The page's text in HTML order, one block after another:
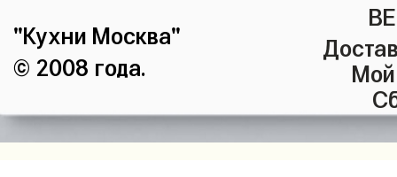
"Кухни Москва"
© 2008 года.